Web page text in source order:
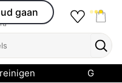
gaan